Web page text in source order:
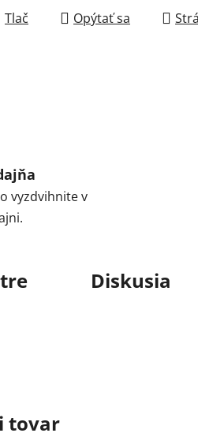
Tlač Opýtať sa
vyzdvihnite v
Diskusia
tovar